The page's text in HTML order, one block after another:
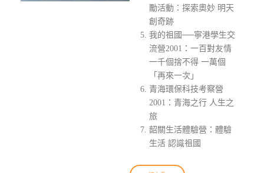
勵活動：探索奧妙 明天
創奇跡
我的祖國──寧港學生交
流營2001：一百對友情
一千個捨不得 一萬個
「再來一次」
青海環保科技考察營
2001：青海之行 人生之
旅
韶關生活體驗營：體驗
生活 認識祖國